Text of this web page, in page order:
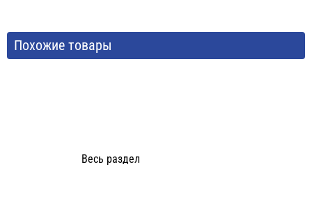
Похожие товары
Весь раздел